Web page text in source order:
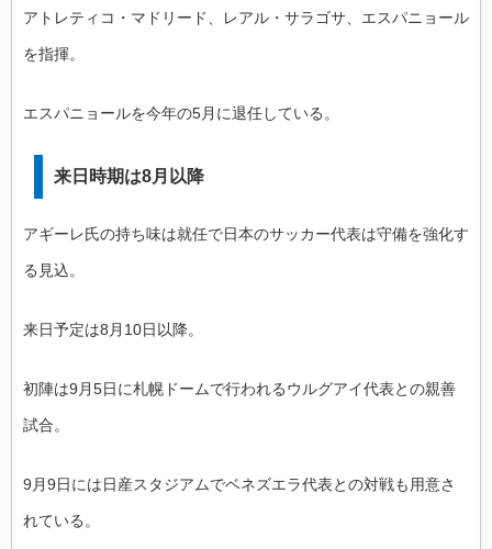
アトレティコ・マドリード、レアル・サラゴサ、エスパニョール
を指揮。
エスパニョールを今年の5月に退任している。
来日時期は8月以降
アギーレ氏の持ち味は就任で日本のサッカー代表は守備を強化す
る見込。
来日予定は8月10日以降。
初陣は9月5日に札幌ドームで行われるウルグアイ代表との親善
試合。
9月9日には日産スタジアムでベネズエラ代表との対戦も用意さ
れている。